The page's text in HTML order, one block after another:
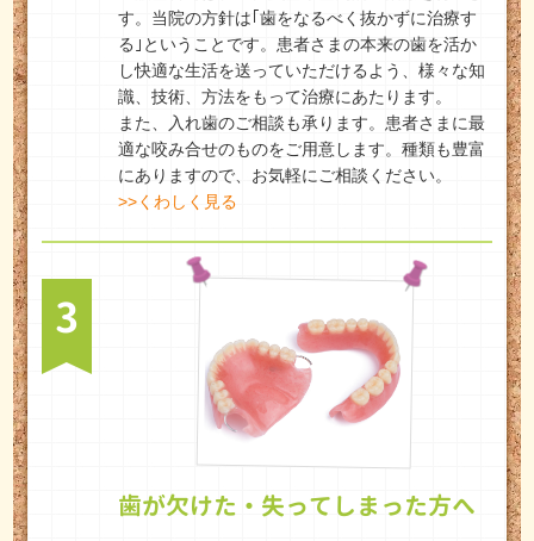
す。当院の方針は｢歯をなるべく抜かずに治療す
る｣ということです。患者さまの本来の歯を活か
し快適な生活を送っていただけるよう、様々な知
識、技術、方法をもって治療にあたります。
また、入れ歯のご相談も承ります。患者さまに最
適な咬み合せのものをご用意します。種類も豊富
にありますので、お気軽にご相談ください。
>>くわしく見る
3
歯が欠けた・失ってしまった方へ